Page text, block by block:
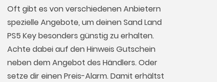
Oft gibt es von verschiedenen Anbietern
spezielle Angebote, um deinen Sand Land
PS5 Key besonders günstig zu erhalten.
Achte dabei auf den Hinweis Gutschein
neben dem Angebot des Händlers. Oder
setze dir einen Preis-Alarm. Damit erhältst